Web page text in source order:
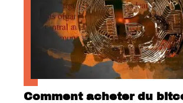
Comment acheter du